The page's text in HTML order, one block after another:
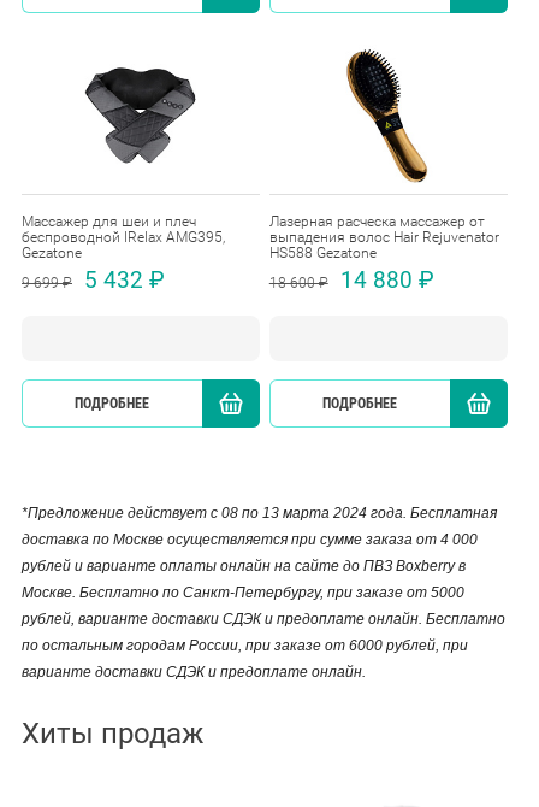
Массажер для шеи и плеч
беспроводной IRelax AMG395,
Gezatone
9 699 ₽
5 432 ₽
ПОДРОБНЕЕ КУПИТЬ
Лазерная расческа массажер от
выпадения волос Hair Rejuvenator
HS588 Gezatone
18 600 ₽
14 880 ₽
ПОДРОБНЕЕ
*Предложение действует с 08 по 13 марта 2024 года. Бесплатная
доставка по Москве осуществляется при сумме заказа от 4 000
рублей и варианте оплаты онлайн на сайте до ПВЗ Boxberry в
Москве. Бесплатно по Санкт-Петербургу, при заказе от 5000
рублей, варианте доставки СДЭК и предоплате онлайн. Бесплатно
по остальным городам России, при заказе от 6000 рублей, при
варианте доставки СДЭК и предоплате онлайн.
Хиты продаж